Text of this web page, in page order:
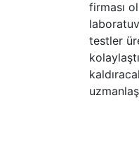
firması
testler